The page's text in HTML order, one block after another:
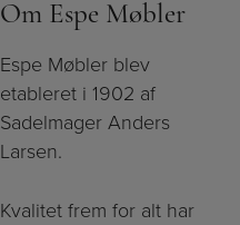
Om Espe Møbler
Espe Møbler blev
etableret i 1902 af
Sadelmager Anders
Larsen.
Kvalitet frem for alt har